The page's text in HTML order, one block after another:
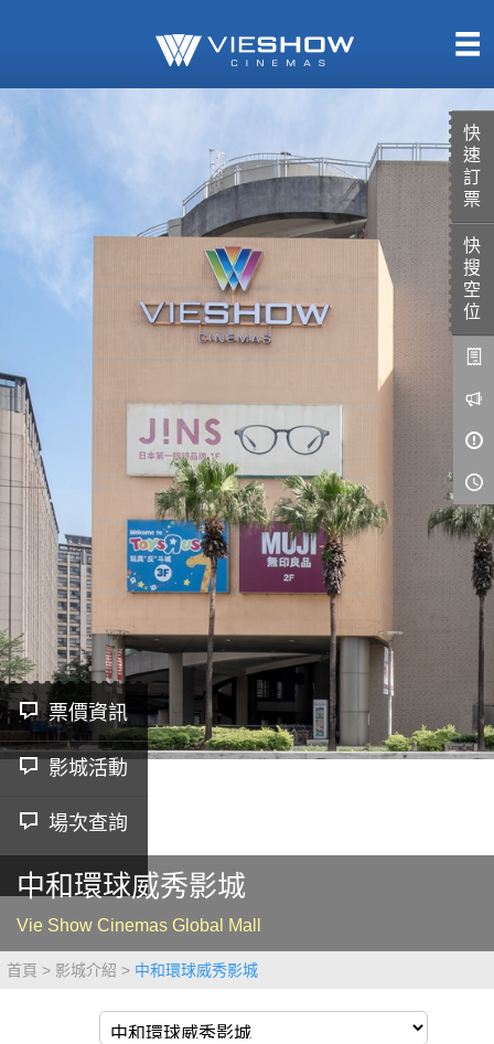
快
速
訂
票
快
搜
空
位
中和環球威秀影城
Vie Show Cinemas Global Mall
票價資訊
影城活動
場次查詢
首頁 影城介紹 中和環球威秀影城
AD口述影像
LIVE演唱會
影城公告
影城活動
中獎名單
合作夥伴
商場活動